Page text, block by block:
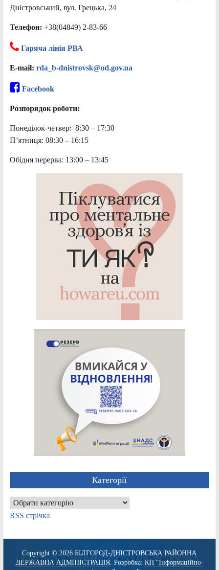
Дністровський, вул. Грецька, 24
Телефон: +38(04849) 2-83-66
Гаряча лінія РВА
E-mail: rda_b-dnistrovsk@od.gov.ua
Facebook
Розпорядок роботи:
Понеділок-четвер: 8:30 – 17:30
П’ятниця: 08:30 – 16:15
Обідня перерва: 13:00 – 13:45
Категорії
Категорії
RSS стрічка
Copyright © 2026БІЛГОРОД-ДНІСТРОВСЬКА РАЙОННА
ДЕРЖАВНА АДМІНІСТРАЦІЯ. Розробка: КП "Інформаційно-